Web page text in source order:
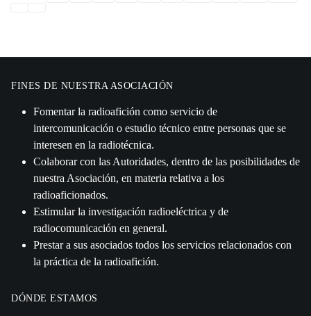
FINES DE NUESTRA ASOCIACIÓN
Fomentar la radioafición como servicio de
intercomunicación o estudio técnico entre personas que se
interesen en la radiotécnica.
Colaborar con las Autoridades, dentro de las posibilidades de
nuestra Asociación, en materia relativa a los
radioaficionados.
Estimular la investigación radioeléctrica y de
radiocomunicación en general.
Prestar a sus asociados todos los servicios relacionados con
la práctica de la radioafición.
DÓNDE ESTAMOS